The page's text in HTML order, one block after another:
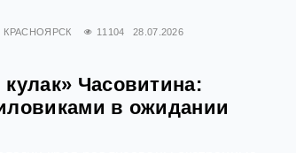
КРАСНОЯРСК 11104 28.07.2026
Часовитина:
в ожидании